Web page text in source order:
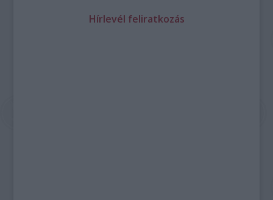
Hírlevél feliratkozás